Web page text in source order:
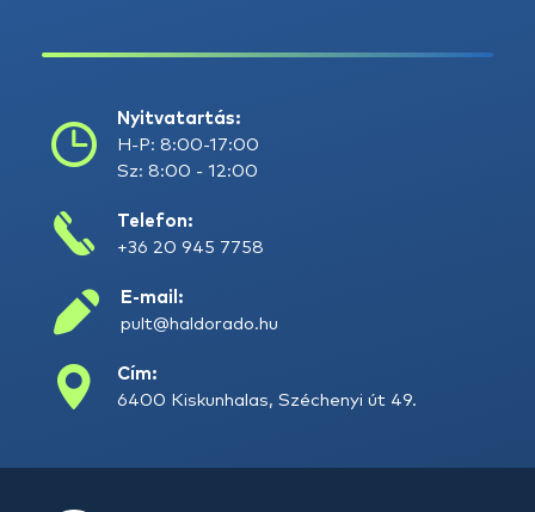
Nyitvatartás:
H-P: 8:00-17:00
Sz: 8:00 - 12:00
Telefon:
+36 20 945 7758
E-mail:
pult@haldorado.hu
Cím:
6400 Kiskunhalas, Széchenyi út 49.